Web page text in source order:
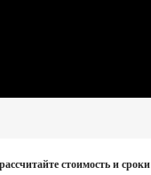
стоимость и сроки